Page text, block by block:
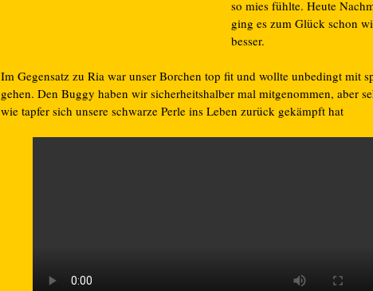
so mies fühlte. Heute
ging es zum Glück schon
besser.
Im Gegensatz zu Ria war unser Borchen top fit und wollte unbedingt mit
gehen. Den Buggy haben wir sicherheitshalber mal mitgenommen, aber
wie tapfer sich unsere schwarze Perle ins Leben zurück gekämpft hat